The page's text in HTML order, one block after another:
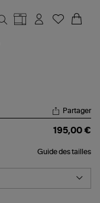
Partager
195,00 €
Guide des tailles